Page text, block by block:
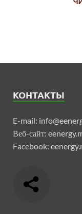
КОНТАКТЫ
E-mail:
Веб-сайт:
Facebook: